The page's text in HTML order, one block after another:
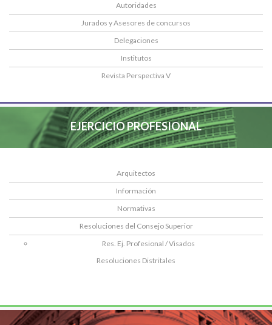
Autoridades
Jurados y Asesores de concursos
Delegaciones
Institutos
Revista Perspectiva V
EJERCICIO PROFESIONAL
Arquitectos
Información
Normativas
Resoluciones del Consejo Superior
Res. Ej. Profesional / Visados
Resoluciones Distritales